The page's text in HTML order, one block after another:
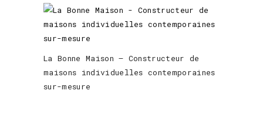
La Bonne Maison – Constructeur de
maisons individuelles contemporaines
sur-mesure